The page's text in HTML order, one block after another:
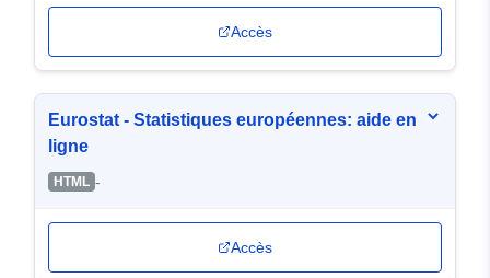
Accès
Eurostat - Statistiques européennes: aide en
ligne
HTML -
Accès